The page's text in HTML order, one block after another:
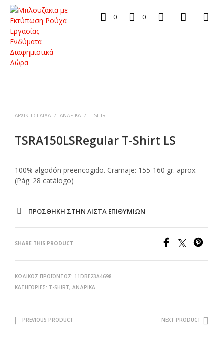
0 0
ΑΡΧΙΚΉ ΣΕΛΊΔΑ / ΑΝΔΡΙΚΑ / T-SHIRT
TSRA150LSRegular T-Shirt LS
100% algodón preencogido. Gramaje: 155-160 gr. aprox.
(Pág. 28 catálogo)
ΠΡΌΣΘΉΚΗ ΣΤΗΝ ΛΊΣΤΑ ΕΠΙΘΥΜΙΏΝ
SHARE THIS PRODUCT
ΚΩΔΙΚΌΣ ΠΡΟΪΌΝΤΟΣ: 11DBE23A4698
ΚΑΤΗΓΟΡΊΕΣ: T-SHIRT, ΑΝΔΡΙΚΑ
PREVIOUS PRODUCT NEXT PRODUCT